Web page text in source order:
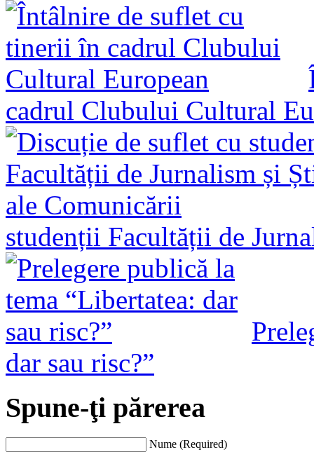
cadrul Clubului Cultural
studenții Facultății de
dar sau risc?”
Spune-ţi părerea
Nume (Required)